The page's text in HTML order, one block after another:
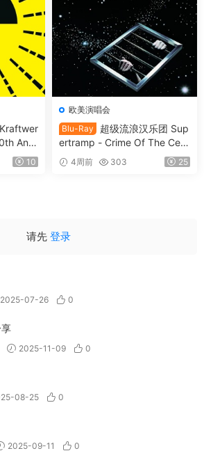
Anni
Blu-Ra
10
欧美演唱会
Blu-Ray
超级流浪汉乐团 Sup
ertramp - Crime Of The Cent
ury 2026 SD Blu-Ray [BDMV
21.9GB]
4周前 303 25
请先 登录
2025-07-26 0
2025-11-09 0
08-25 0
2025-09-11 0